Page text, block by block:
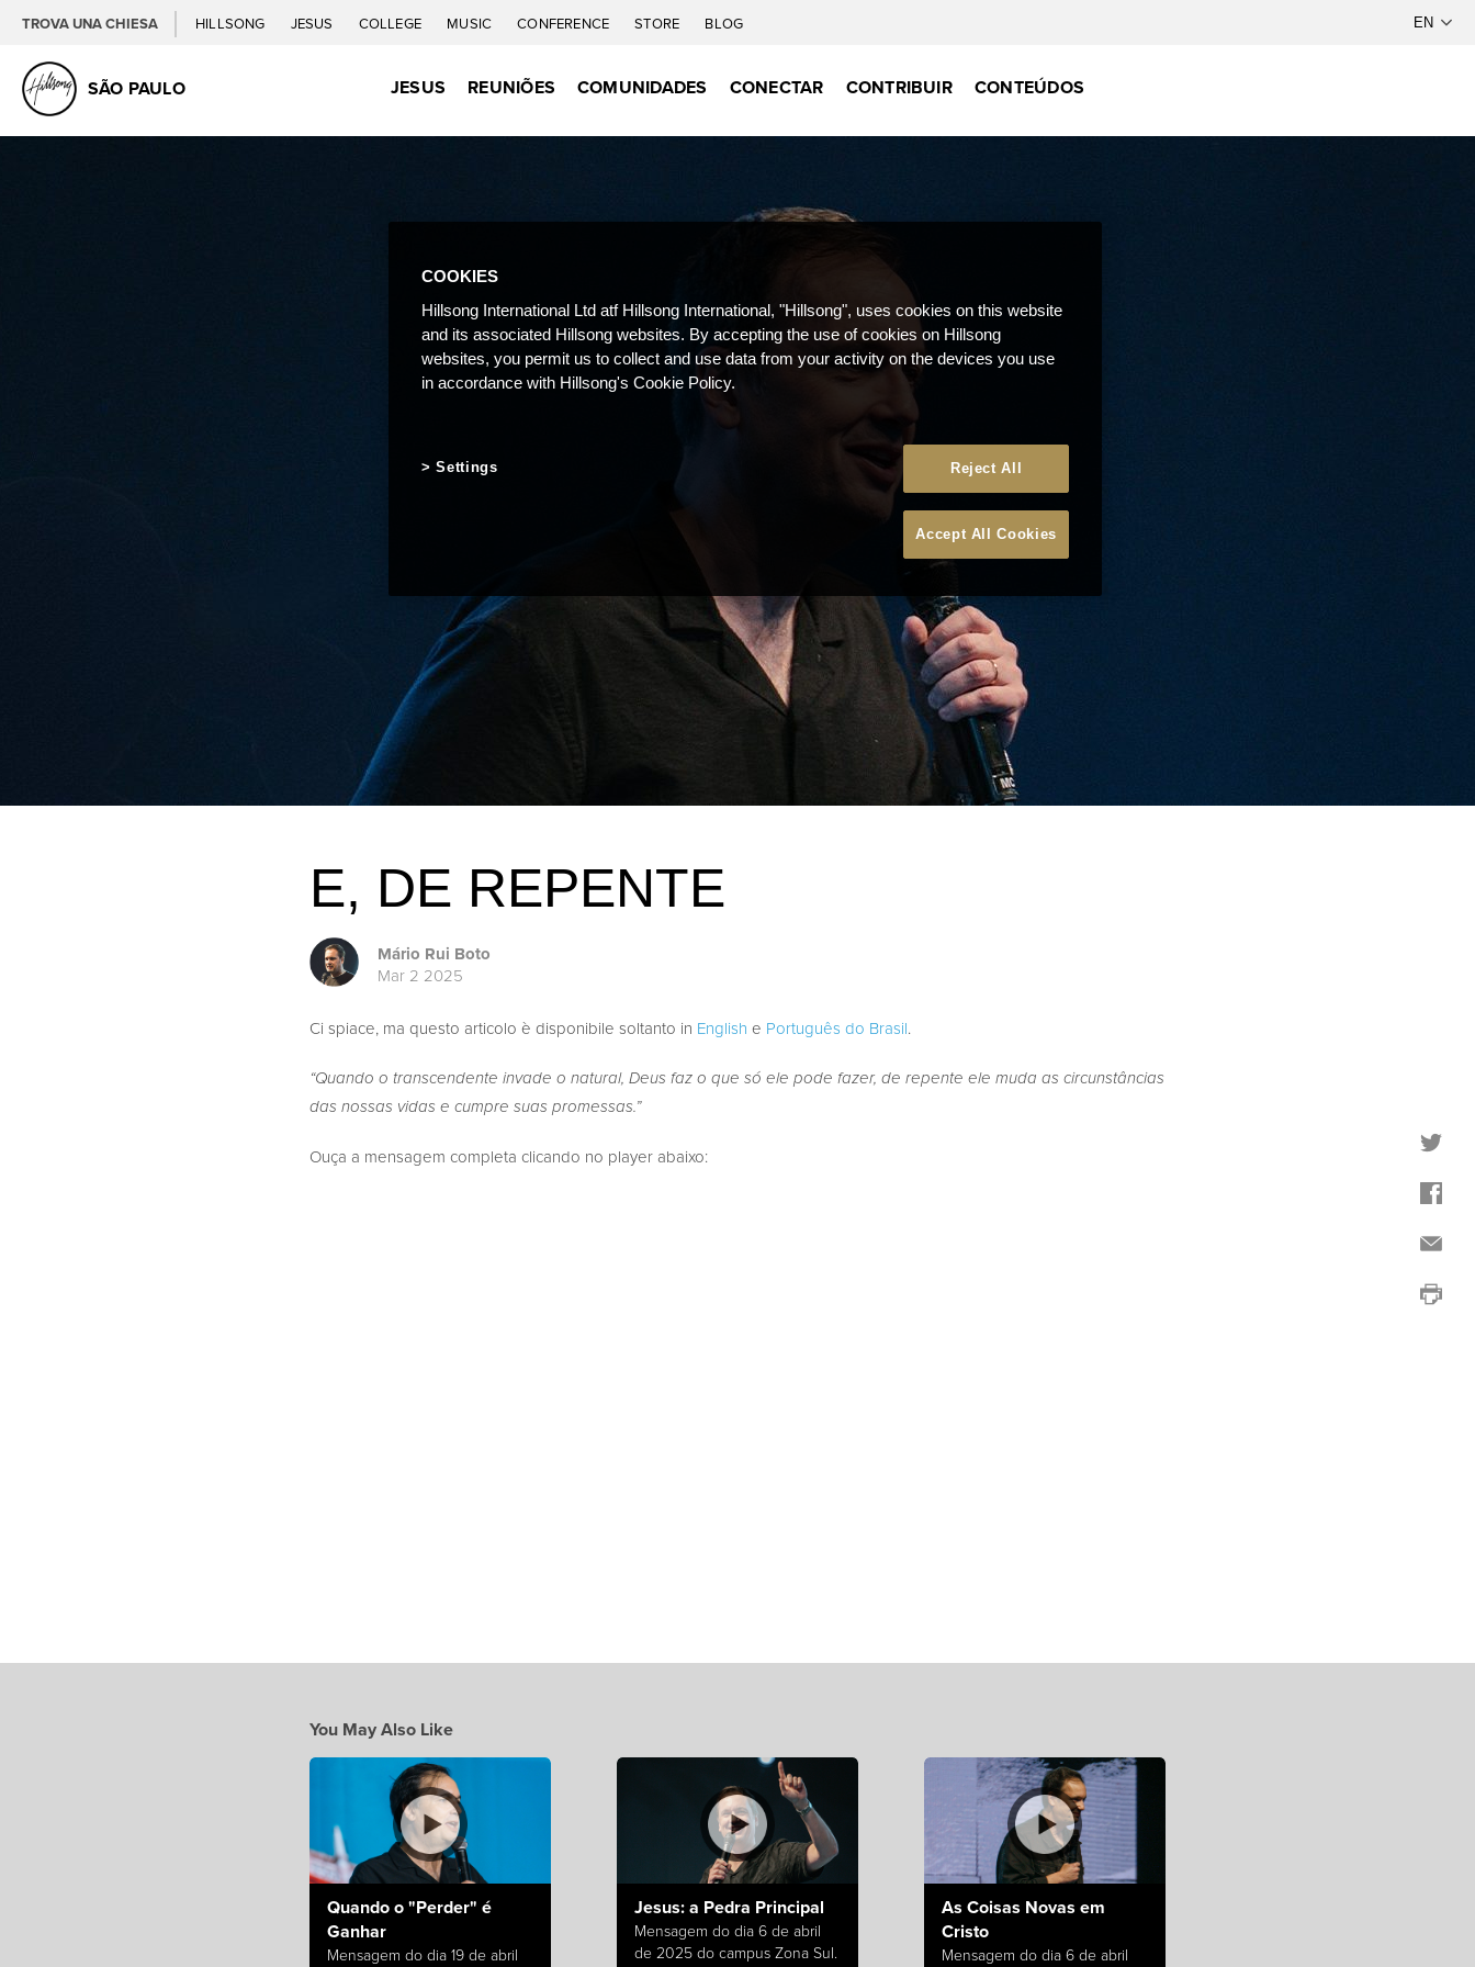
TROVA UNA CHIESA HILLSONG JESUS COLLEGE MUSIC CONFERENCE STORE BLOG
SÃO PAULO JESUS REUNIÕES COMUNIDADES CONECTAR CONTRIBUIR CONTEÚDOS
E, DE REPENTE
Mário Rui Boto
Mar 2 2025
Ci spiace, ma questo articolo è disponibile soltanto in English e Português do Brasil.
“Quando o transcendente invade o natural, Deus faz o que só ele pode fazer, de repente ele muda as circunstâncias
das nossas vidas e cumpre suas promessas.”
Ouça a mensagem completa clicando no player abaixo:
You May Also Like
Quando o "Perder" é
Ganhar
Mensagem do dia 19 de abril
Jesus: a Pedra Principal
Mensagem do dia 6 de abril
de 2025 do campus Zona Sul.
As Coisas Novas em
Cristo
Mensagem do dia 6 de abril
COOKIES
Hillsong International Ltd atf Hillsong International, "Hillsong", uses cookies on this website
and its associated Hillsong websites. By accepting the use of cookies on Hillsong
websites, you permit us to collect and use data from your activity on the devices you use
in accordance with Hillsong's Cookie Policy.
Reject All
Accept All Cookies
Settings